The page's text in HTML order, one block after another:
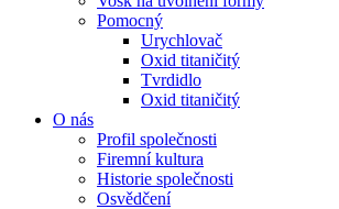
Pomocný
Urychlovač
Oxid titaničitý
Tvrdidlo
Oxid titaničitý
O nás
Profil společnosti
Firemní kultura
Historie společnosti
Osvědčení